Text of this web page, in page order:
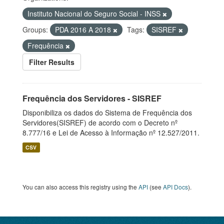
Instituto Nacional do Seguro Social - INSS
Groups:
PDA 2016 A 2018 Tags:
SISREF
Frequência
Filter Results
Frequência dos Servidores - SISREF
Disponibiliza os dados do Sistema de Frequência dos
Servidores(SISREF) de acordo com o Decreto nº
8.777/16 e Lei de Acesso à Informação nº 12.527/2011.
CSV
You can also access this registry using the API (see API Docs).